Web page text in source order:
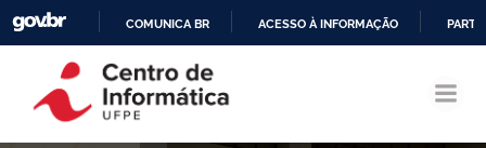
CONTEÚDO
COMUNICA BR ACESSO À INFORMAÇÃO